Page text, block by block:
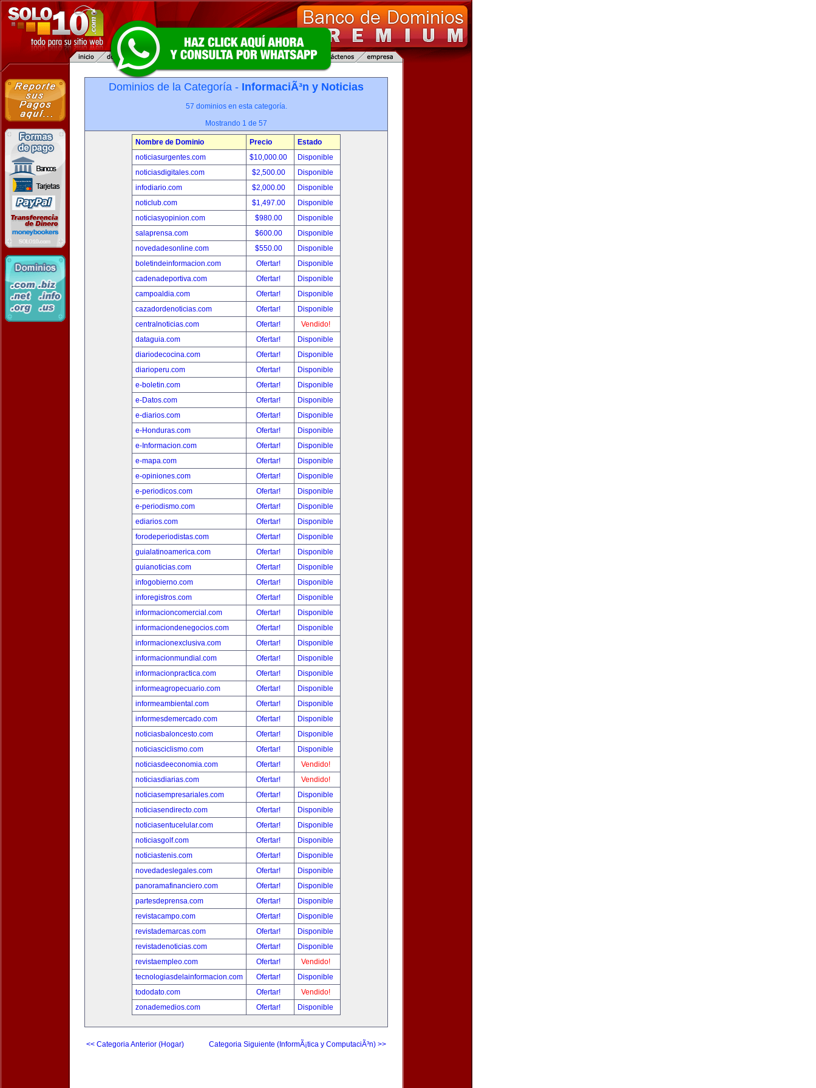
Dominios de la Categoría - InformaciÃ³n y Noticias
57 dominios en esta categoría.
Mostrando 1 de 57
Nombre de Dominio Precio
Estado
noticiasurgentes.com
$10,000.00
Disponible
noticiasdigitales.com
$2,500.00
Disponible
infodiario.com
$2,000.00
Disponible
noticlub.com
$1,497.00
Disponible
noticiasyopinion.com
$980.00
Disponible
salaprensa.com
$600.00
Disponible
novedadesonline.com
$550.00
Disponible
boletindeinformacion.com
Ofertar!
Disponible
cadenadeportiva.com
Ofertar!
Disponible
campoaldia.com
Ofertar!
Disponible
cazadordenoticias.com
Ofertar!
Disponible
centralnoticias.com
Ofertar!
Vendido!
dataguia.com
Ofertar!
Disponible
diariodecocina.com
Ofertar!
Disponible
diarioperu.com
Ofertar!
Disponible
e-boletin.com
Ofertar!
Disponible
e-Datos.com
Ofertar!
Disponible
e-diarios.com
Ofertar!
Disponible
e-Honduras.com
Ofertar!
Disponible
e-Informacion.com
Ofertar!
Disponible
e-mapa.com
Ofertar!
Disponible
e-opiniones.com
Ofertar!
Disponible
e-periodicos.com
Ofertar!
Disponible
e-periodismo.com
Ofertar!
Disponible
ediarios.com
Ofertar!
Disponible
forodeperiodistas.com
Ofertar!
Disponible
guialatinoamerica.com
Ofertar!
Disponible
guianoticias.com
Ofertar!
Disponible
infogobierno.com
Ofertar!
Disponible
inforegistros.com
Ofertar!
Disponible
informacioncomercial.com
Ofertar!
Disponible
informaciondenegocios.com
Ofertar!
Disponible
informacionexclusiva.com
Ofertar!
Disponible
informacionmundial.com
Ofertar!
Disponible
informacionpractica.com
Ofertar!
Disponible
informeagropecuario.com
Ofertar!
Disponible
informeambiental.com
Ofertar!
Disponible
informesdemercado.com
Ofertar!
Disponible
noticiasbaloncesto.com
Ofertar!
Disponible
noticiasciclismo.com
Ofertar!
Disponible
noticiasdeeconomia.com
Ofertar!
Vendido!
noticiasdiarias.com
Ofertar!
Vendido!
noticiasempresariales.com
Ofertar!
Disponible
noticiasendirecto.com
Ofertar!
Disponible
noticiasentucelular.com
Ofertar!
Disponible
noticiasgolf.com
Ofertar!
Disponible
noticiastenis.com
Ofertar!
Disponible
novedadeslegales.com
Ofertar!
Disponible
panoramafinanciero.com
Ofertar!
Disponible
partesdeprensa.com
Ofertar!
Disponible
revistacampo.com
Ofertar!
Disponible
revistademarcas.com
Ofertar!
Disponible
revistadenoticias.com
Ofertar!
Disponible
revistaempleo.com
Ofertar!
Vendido!
tecnologiasdelainformacion.com
Ofertar!
Disponible
tododato.com
Ofertar!
Vendido!
zonademedios.com
Ofertar! Disponible
<< Categoria Anterior (Hogar) Categoria Siguiente (InformÃ¡tica y ComputaciÃ³n) >>